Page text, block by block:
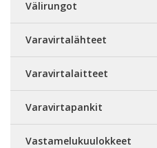
Välirungot
Varavirtalähteet
Varavirtalaitteet
Varavirtapankit
Vastamelukuulokkeet